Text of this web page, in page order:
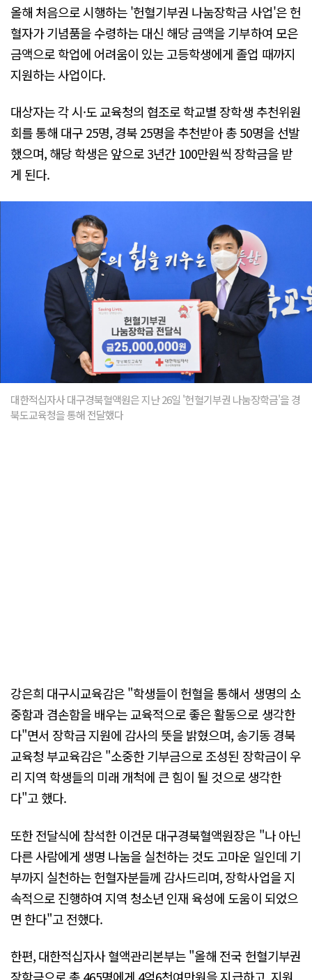
올해 처음으로 시행하는 '헌혈기부권 나눔장학금 사업'은 헌
혈자가 기념품을 수령하는 대신 해당 금액을 기부하여 모은
금액으로 학업에 어려움이 있는 고등학생에게 졸업 때까지
지원하는 사업이다.
대상자는 각 시·도 교육청의 협조로 학교별 장학생 추천위원
회를 통해 대구 25명, 경북 25명을 추천받아 총 50명을 선발
했으며, 해당 학생은 앞으로 3년간 100만원씩 장학금을 받
게 된다.
대한적십자사 대구경북혈액원은 지난 26일 '헌혈기부권 나눔장학금'을 경
북도교육청을 통해 전달했다
강은희 대구시교육감은 "학생들이 헌혈을 통해서 생명의 소
중함과 겸손함을 배우는 교육적으로 좋은 활동으로 생각한
다"면서 장학금 지원에 감사의 뜻을 밝혔으며, 송기동 경북
교육청 부교육감은 "소중한 기부금으로 조성된 장학금이 우
리 지역 학생들의 미래 개척에 큰 힘이 될 것으로 생각한
다"고 했다.
또한 전달식에 참석한 이건문 대구경북혈액원장은 "나 아닌
다른 사람에게 생명 나눔을 실천하는 것도 고마운 일인데 기
부까지 실천하는 헌혈자분들께 감사드리며, 장학사업을 지
속적으로 진행하여 지역 청소년 인재 육성에 도움이 되었으
면 한다"고 전했다.
한편, 대한적십자사 혈액관리본부는 "올해 전국 헌혈기부권